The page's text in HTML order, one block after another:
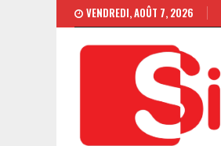
VENDREDI, AOÛT 7, 2026